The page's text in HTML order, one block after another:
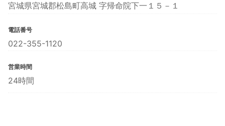
宮城県宮城郡松島町高城 字帰命院下一１５－１
電話番号
022-355-1120
営業時間
24時間